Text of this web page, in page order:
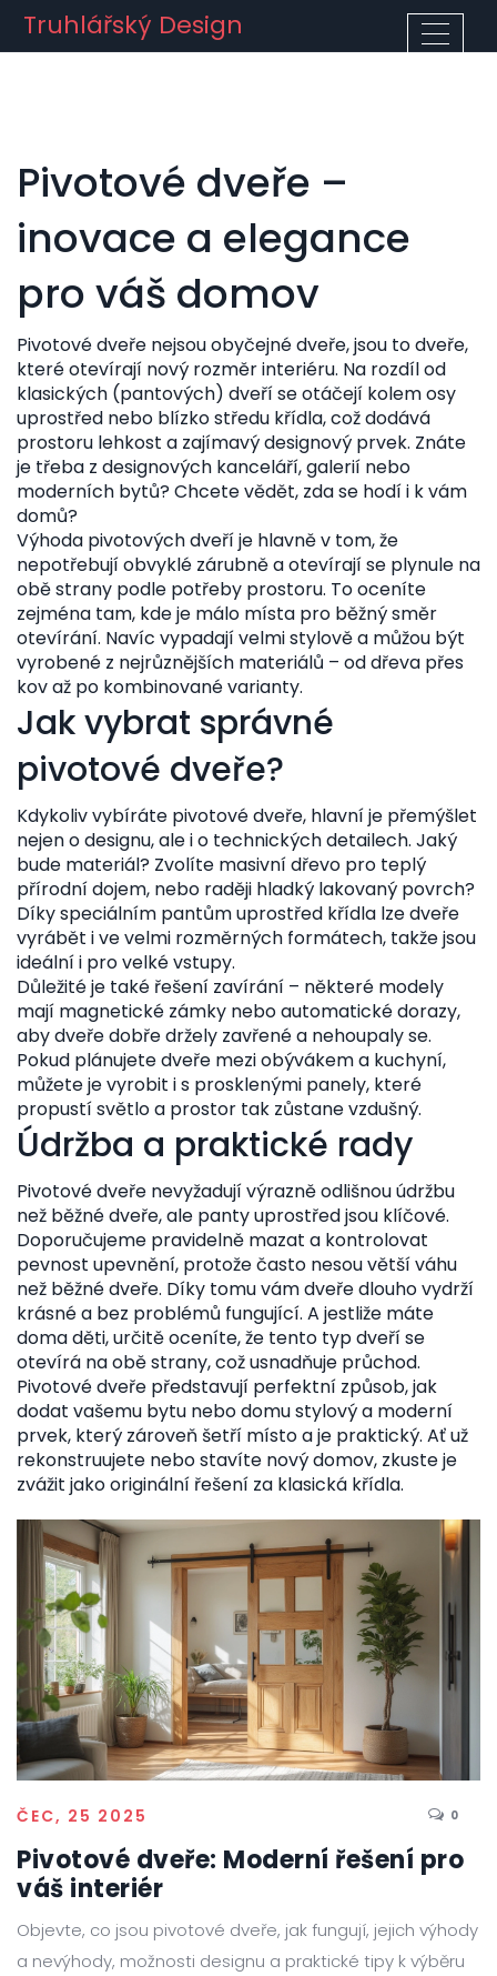
Truhlářský Design
Pivotové dveře –
inovace a elegance
pro váš domov
Pivotové dveře nejsou obyčejné dveře, jsou to dveře,
které otevírají nový rozměr interiéru. Na rozdíl od
klasických (pantových) dveří se otáčejí kolem osy
uprostřed nebo blízko středu křídla, což dodává
prostoru lehkost a zajímavý designový prvek. Znáte
je třeba z designových kanceláří, galerií nebo
moderních bytů? Chcete vědět, zda se hodí i k vám
domů?
Výhoda pivotových dveří je hlavně v tom, že
nepotřebují obvyklé zárubně a otevírají se plynule na
obě strany podle potřeby prostoru. To oceníte
zejména tam, kde je málo místa pro běžný směr
otevírání. Navíc vypadají velmi stylově a můžou být
vyrobené z nejrůznějších materiálů – od dřeva přes
kov až po kombinované varianty.
Jak vybrat správné
pivotové dveře?
Kdykoliv vybíráte pivotové dveře, hlavní je přemýšlet
nejen o designu, ale i o technických detailech. Jaký
bude materiál? Zvolíte masivní dřevo pro teplý
přírodní dojem, nebo raději hladký lakovaný povrch?
Díky speciálním pantům uprostřed křídla lze dveře
vyrábět i ve velmi rozměrných formátech, takže jsou
ideální i pro velké vstupy.
Důležité je také řešení zavírání – některé modely
mají magnetické zámky nebo automatické dorazy,
aby dveře dobře držely zavřené a nehoupaly se.
Pokud plánujete dveře mezi obývákem a kuchyní,
můžete je vyrobit i s prosklenými panely, které
propustí světlo a prostor tak zůstane vzdušný.
Údržba a praktické rady
Pivotové dveře nevyžadují výrazně odlišnou údržbu
než běžné dveře, ale panty uprostřed jsou klíčové.
Doporučujeme pravidelně mazat a kontrolovat
pevnost upevnění, protože často nesou větší váhu
než běžné dveře. Díky tomu vám dveře dlouho vydrží
krásné a bez problémů fungující. A jestliže máte
doma děti, určitě oceníte, že tento typ dveří se
otevírá na obě strany, což usnadňuje průchod.
Pivotové dveře představují perfektní způsob, jak
dodat vašemu bytu nebo domu stylový a moderní
prvek, který zároveň šetří místo a je praktický. Ať už
rekonstruujete nebo stavíte nový domov, zkuste je
zvážit jako originální řešení za klasická křídla.
ČEC, 25 2025 0
Pivotové dveře: Moderní řešení pro
váš interiér
Objevte, co jsou pivotové dveře, jak fungují, jejich výhody
a nevýhody, možnosti designu a praktické tipy k výběru